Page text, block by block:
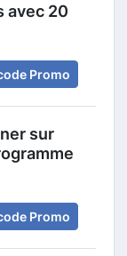
avec 20
Promo
sur
Promo